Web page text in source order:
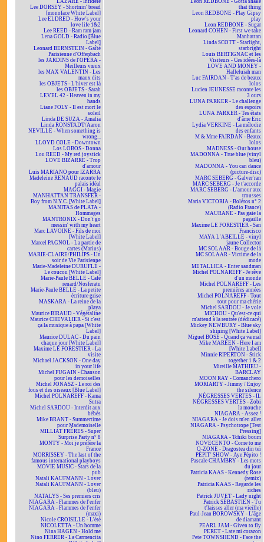
LAZARE - Infidèle
Lee DORSEY - Shortnin' bread
[monoface White Label]
Lee ELDRED - How's your
love life 1&2
Lee REED - Ram ram jam
Lena GOLD - Radio [Blue
Label]
Leonard BERNSTEIN - Gaîté
Parisienne d'Offenbach
les JARDINS de l'OPÉRA -
Meilleurs vœux
les MAX VALENTIN - Les
maux dits
les OBJETS - L'hiver est là
les OBJETS - Sarah
LEVEL 42 - Heaven in my
hands
Liane FOLY - Il est mort le
soleil
Linda DE SUZA - Amalia
Linda RONSTADT/Aaron
NEVILLE - When something is
wrong...
LLOYD COLE - Downtown
Los LOBOS - Donna
Lou REED - My red joystick
LOVE BIZARRE - Trop
d'amour
Luis MARIANO pour IZARRA
Madeleine RENAUD raconte le
palais idéal
MAGGI - Magie
MANHATTAN TRANSFER -
Boy from N.Y.C. [White Label]
MANITAS de PLATA -
Hommages
MANTRONIX - Don't go
messin' with my heart
Marc LAVOINE - Fils de moi
[White Label]
Marcel PAGNOL - La partie de
cartes (Marius)
MARIE-CLAIRE/PHILIPS - Un
soir de Vie Parisienne
Marie-Madeleine DURUFLÉ -
Le coucou [White Label]
Marie-Paule BELLE - Café
renard/Nosferatu
Marie-Paule BELLE - La petite
écriture grise
MASKARA - La reine de la
playa
Maurice BIRAUD - Végétaline
Maurice CHEVALIER - Si c'est
ça la musique à papa [White
Label]
Maurice DULAC - Du pain
chaque jour [White Label]
Maxime LE FORESTIER - La
visite
Michael JACKSON - One day
in your life
Michel FUGAIN - Chanson
pour les demoiselles
Michel JONASZ - Le roi des
fous et des oiseaux [Blue Label]
Michel POLNAREFF - Kama
Sutra
Michel SARDOU - Interdit aux
bébés
Mike BRANT - Summertime
pour Mademoiselle
MILLIAT FRÈRES - Super
Surprise Party n° 8
MONTY - Moi je préfère la
France
MORRISSEY - The last of the
famous international playboys
MOVIE MUSIC - Stars de la
pub
Natali KAUFMANN - Lover
Natali KAUFMANN - Lover
(bleu)
NATALYS - Ses premiers cris
NIAGARA - Flammes de l'enfer
NIAGARA - Flammes de l'enfer
(maxi)
Nicole CROISILLE - L'été
NICOLETTA - Un homme
Nina HAGEN - Hold me
Nino FERRER - La Carmencita
Leon REDBONE - Gotta shake
that thing
Leon REDBONE - Play Gipsy
play
Leon REDBONE - Sugar
Leonard COHEN - First we take
Manhattan
Linda SCOTT - Starlight,
starbright
Louis BERTIGNAC et les
Visiteurs - Ces idées-là
LOVE AND MONEY -
Halleluiah man
Luc FAIRDAN - T'as de beaux
lolos
Lucien JEUNESSE raconte les
3 ours
LUNA PARKER - Le challenge
des espoirs
LUNA PARKER - Tes états
d'âme Eric
Lydia VERKINE - La mélodie
des enfants
M & Mme FAIRDAN - Beaux
lolos
MADNESS - Our house
MADONNA - True blue (vinyl
bleu)
MADONNA - You can dance
(picture-disc)
MARC SEBERG - Galver'ran
MARC SEBERG - Je t'accorde
MARC SEBERG - L'amour aux
trousses
Maria VICTORIA - Boléros n° 2
(Radio France)
MAURANE - Pas gaie la
pagaille
Maxime LE FORESTIER - San
Francisco
MAYA L'ABEILLE - vinyl
jaune Collector
MC SOLAAR - Bouge de là
MC SOLAAR - Victime de la
mode
METALLICA - Enter sandman
Michel POLNAREFF - Je rêve
d'un monde
Michel POLNAREFF - Les
premières années
Michel POLNAREFF - Tout
tout pour ma chérie
Michel SARDOU - Je vole
MICHOU - Qu'est-ce qui
m'attend à la rentrée (dédicacé)
Mickey NEWBURY - Blue sky
shining [White Label]
Miguel BOSÉ - Quand ça va mal
Mike MAREEN - Here I am
[White Label]
Minnie RIPERTON - Stick
together 1 & 2
Mireille MATHIEU -
BARCLAY
MOON RAY - Comanchero
MORIARTY - Jimmy / Enjoy
the silence
NÉGRESSES VERTES - IL
NÉGRESSES VERTES - Zobi
la mouche
NIAGARA - Assez !
NIAGARA - Je dois m'en aller
NIAGARA - Psychotrope [Test
Pressing]
NIAGARA - Tchiki boum
NOVECENTO - Come to me
O-ZONE - Dragostea din teï
PÉPIT' SHOW - Aye Pépito !
Pascale CHAMBRY - Les mots
du jour
Patricia KAAS - Kennedy Rose
(remix)
Patricia KAAS - Regarde les
riches
Patrick JUVET - Lady night
Patrick SÉBASTIEN - Tu
t'laisses aller (ma vieille)
Paul-Jean BOROWSKY - L'âge
de diamant
PEARL JAM - Given to fly
PERET - Late mi corazon
Pete TOWNSHEND - Face the